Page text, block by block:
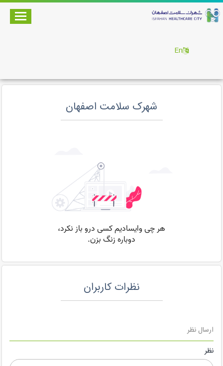
En
شهرک سلامت اصفهان
نظرات کاربران
ارسال نظر
نظر